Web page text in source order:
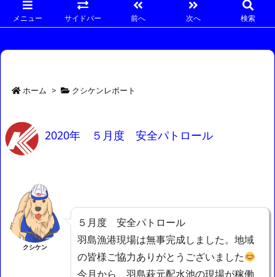
メニュー サイドバー 前へ 次へ 検索
ホーム > クシケンレポート
2020年 ５月度 安全パトロール
クシケン
５月度 安全パトロール
羽島漁港現場は無事完成しました。地域
の皆様ご協力ありがとうございました
今月から、羽島萩元配水池の現場が稼働